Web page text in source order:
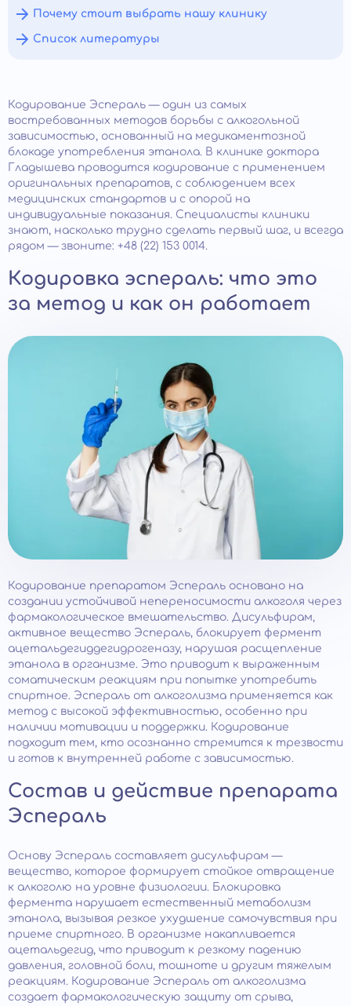
Почему стоит выбрать нашу клинику
Список литературы
Кодирование Эспераль — один из самых
востребованных методов борьбы с алкогольной
зависимостью, основанный на медикаментозной
блокаде употребления этанола. В клинике доктора
Гладышева проводится кодирование с применением
оригинальных препаратов, с соблюдением всех
медицинских стандартов и с опорой на
индивидуальные показания. Специалисты клиники
знают, насколько трудно сделать первый шаг, и всегда
рядом — звоните: +48 (22) 153 0014.
Кодировка эспераль: что это
за метод и как он работает
Кодирование препаратом Эспераль основано на
создании устойчивой непереносимости алкоголя через
фармакологическое вмешательство. Дисульфирам,
активное вещество Эспераль, блокирует фермент
ацетальдегиддегидрогеназу, нарушая расщепление
этанола в организме. Это приводит к выраженным
соматическим реакциям при попытке употребить
спиртное. Эспераль от алкоголизма применяется как
метод с высокой эффективностью, особенно при
наличии мотивации и поддержки. Кодирование
подходит тем, кто осознанно стремится к трезвости
и готов к внутренней работе с зависимостью.
Состав и действие препарата
Эспераль
Основу Эспераль составляет дисульфирам —
вещество, которое формирует стойкое отвращение
к алкоголю на уровне физиологии. Блокировка
фермента нарушает естественный метаболизм
этанола, вызывая резкое ухудшение самочувствия при
приеме спиртного. В организме накапливается
ацетальдегид, что приводит к резкому падению
давления, головной боли, тошноте и другим тяжелым
реакциям. Кодирование Эспераль от алкоголизма
создает фармакологическую защиту от срыва,